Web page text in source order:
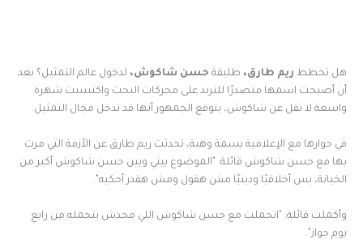
هل تخطط ريم طارق، طليقة حسن شاكوش، لدخول عالم التمثيل؟ بعد
أن أصبحت اسمها متصدرًا للترند على محركات البحث واكتسبت شهرة
واسعة لا تقل عن شاكوش، يتوقع الجمهور أنها قد تدخل مجال التمثيل.
في حوارها مع الإعلامية بسمة وهبة، تحدثت ريم طارق عن الأزمة التي مرت
بها مع حسن شاكوش قائلة: "الموضوع بيني وبين حسن شاكوش أكبر من
الخيانة، بس أخلاقيًا ودينيًا مش هقول ومش هقدر أحكيه".
وأكملت قائلة: "اتحملت مع حسن شاكوش اللي محدش يتحمله من رابع
يوم جواز".